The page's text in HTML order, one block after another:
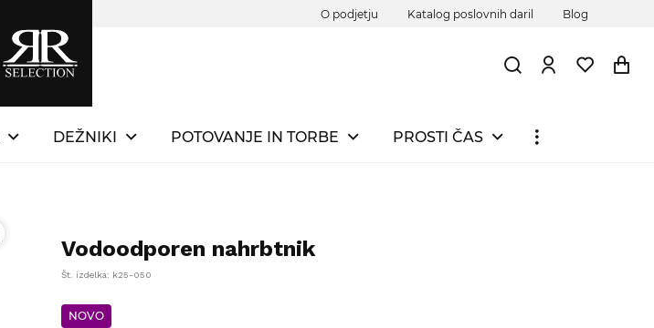
O podjetju Katalog poslovnih daril Blog
DEŽNIKI POTOVANJE IN TORBE PROSTI ČAS
Vodoodporen nahrbtnik
Št. izdelka: k25-050
NOVO